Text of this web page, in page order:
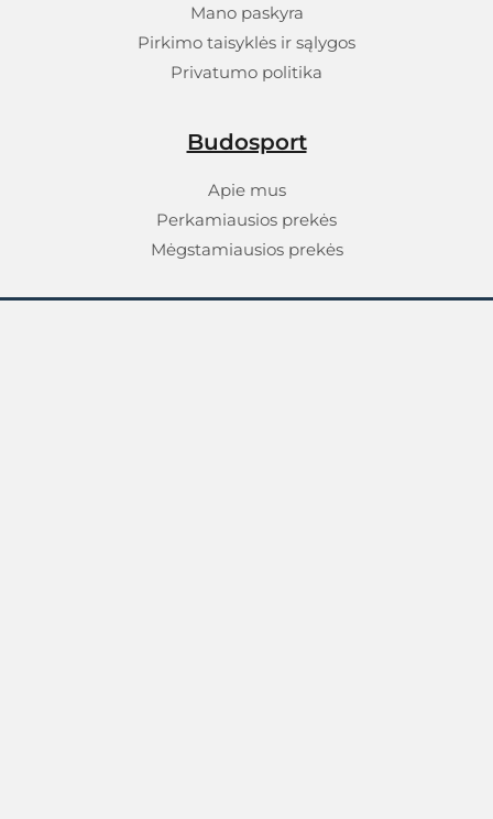
Mano paskyra
Pirkimo taisyklės ir sąlygos
Privatumo politika
Budosport
Apie mus
Perkamiausios prekės
Mėgstamiausios prekės